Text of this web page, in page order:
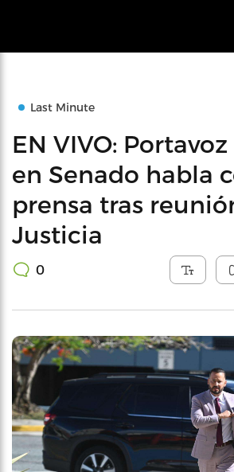
Last Minute
EN VIVO:
en Senado habla
prensa tras
Justicia
0